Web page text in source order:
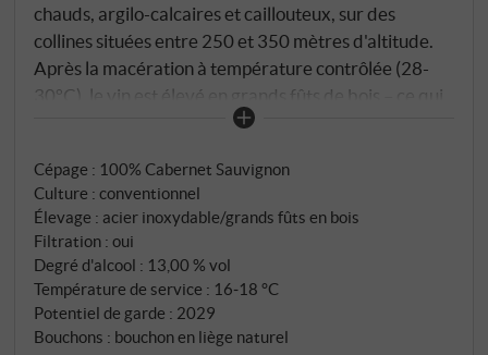
chauds, argilo-calcaires et caillouteux, sur des
collines situées entre 250 et 350 mètres d'altitude.
Après la macération à température contrôlée (28-
30°C), le vin est élevé en grands fûts de bois – ce qui
lui confère la profondeur nécessaire sans masquer le
grenat profond. Le nez dévoile un bouquet fruité de
cassis et de baies rouges, sur fond de notes
caractéristiques de poivron vert, de fruits secs et
d'un soupçon de tabac et de chocolat. La bouche est
sèche et corsée, avec des tanins souples et des épices
terreuses. La finale persistante le confirme : Un
Haut-Adigecaractère bien trempé qui brille avec la
Cépage : 100% Cabernet Sauvignon
Culture : conventionnel
Élevage : acier inoxydable/grands fûts en bois
Filtration : oui
Degré d'alcool : 13,00 % vol
Température de service : 16‑18 °C
Potentiel de garde : 2029
Bouchons : bouchon en liège naturel